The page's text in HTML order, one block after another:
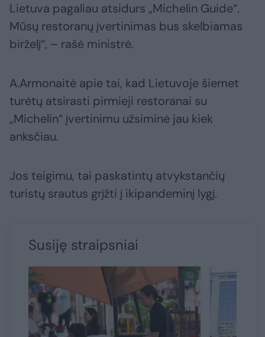
Lietuva pagaliau atsidurs „Michelin Guide“.
Mūsų restoranų įvertinimas bus skelbiamas
birželį“, – rašė ministrė.
A.Armonaitė apie tai, kad Lietuvoje šiemet
turėtų atsirasti pirmieji restoranai su
„Michelin“ įvertinimu užsiminė jau kiek
anksčiau.
Jos teigimu, tai paskatintų atvykstančių
turistų srautus grįžti į ikipandeminį lygį.
Susiję straipsniai